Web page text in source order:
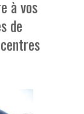
à vos
de